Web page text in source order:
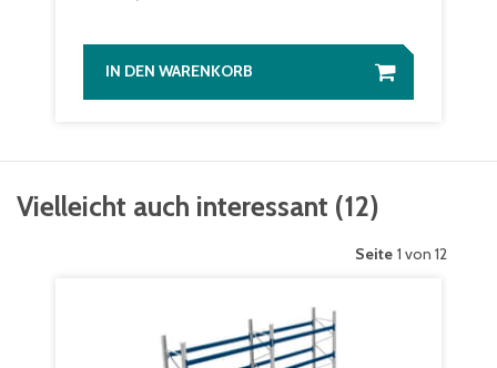
IN DEN WARENKORB
Vielleicht auch interessant (12)
Seite 1 von 12